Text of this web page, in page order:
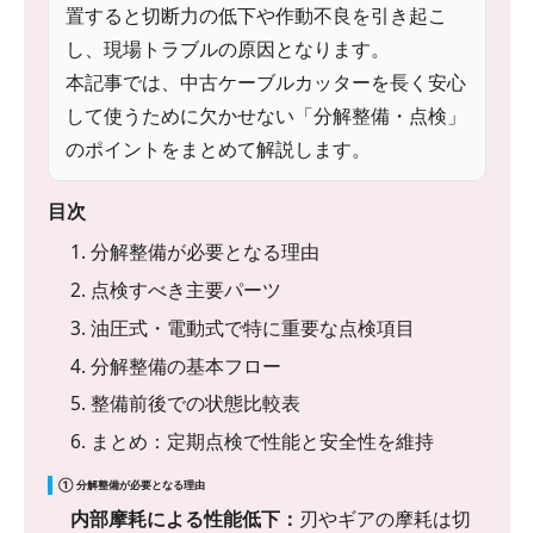
置すると切断力の低下や作動不良を引き起こ
し、現場トラブルの原因となります。
本記事では、中古ケーブルカッターを長く安心
して使うために欠かせない「分解整備・点検」
のポイントをまとめて解説します。
目次
1. 分解整備が必要となる理由
2. 点検すべき主要パーツ
3. 油圧式・電動式で特に重要な点検項目
4. 分解整備の基本フロー
5. 整備前後での状態比較表
6. まとめ：定期点検で性能と安全性を維持
① 分解整備が必要となる理由
内部摩耗による性能低下： 刃やギアの摩耗は切